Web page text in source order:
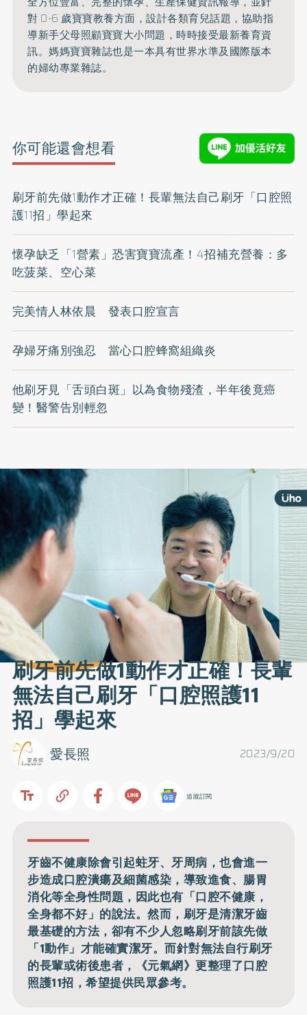
對 0-6 歲寶寶教養方面，設計各類育兒話題，協助指
導新手父母照顧寶寶大小問題，時時接受最新養育資
訊。媽媽寶寶雜誌也是一本具有世界水準及國際版本
的婦幼專業雜誌。
你可能還會想看
刷牙前先做1動作才正確！長輩無法自己刷牙「口腔照
護11招」學起來
懷孕缺乏「1營素」恐害寶寶流產！4招補充營養：多
吃菠菜、空心菜
完美情人林依晨 發表口腔宣言
孕婦牙痛別強忍 當心口腔蜂窩組織炎
他刷牙見「舌頭白斑」以為食物殘渣，半年後竟癌
變！醫警告別輕忽
刷牙前先做1動作才正確！長輩
無法自己刷牙「口腔照護11
招」學起來
2023/9/20
愛長照
追蹤訂閱
牙齒不健康除會引起蛀牙、牙周病，也會進一
步造成口腔潰瘍及細菌感染，導致進食、腸胃
消化等全身性問題，因此也有「口腔不健康，
全身都不好」的說法。然而，刷牙是清潔牙齒
最基礎的方法，卻有不少人忽略刷牙前該先做
「1動作」才能確實潔牙。而針對無法自行刷牙
的長輩或術後患者，《元氣網》更整理了口腔
照護11招，希望提供民眾參考。